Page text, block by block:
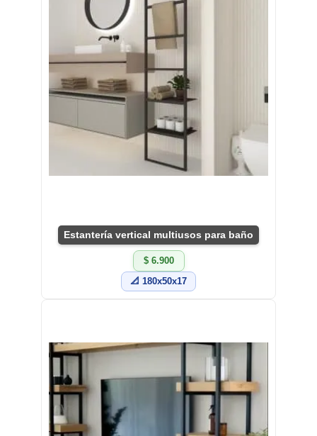
Estantería vertical multiusos para baño
$ 6.900
📐 180x50x17